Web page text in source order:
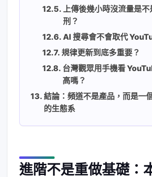
上傳後幾小時沒流量是不
刑？
AI 搜尋會不會取代
規律更新到底多重要？
台灣觀眾用手機看
高嗎？
結論：頻道不是產品，而是一
的生態系
進階不是重做基礎：